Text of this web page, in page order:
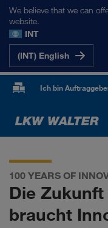
We believe that we can
website.
INT
(INT) English
Ich bin
100 YEARS OF
Die
braucht